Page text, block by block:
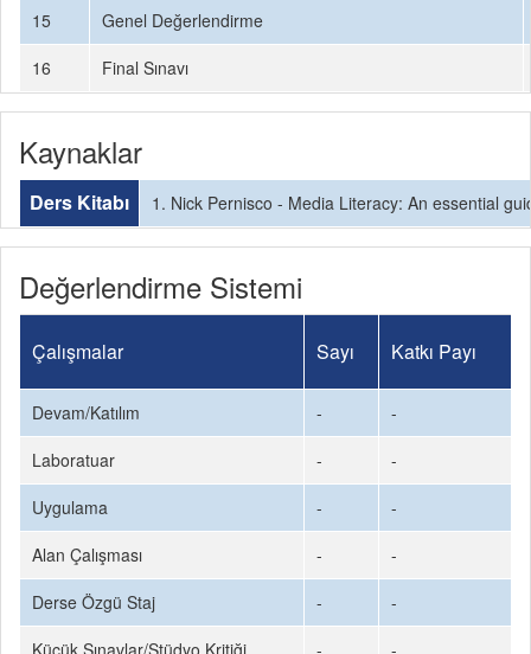
15
Genel Değerlendirme
16
Final Sınavı
Kaynaklar
Ders Kitabı 1. Nick Pernisco - Media Literacy: An essential
Değerlendirme Sistemi
Çalışmalar Sayı Katkı Payı
Devam/Katılım -
-
Laboratuar
-
-
Uygulama
-
-
Alan Çalışması
-
-
Derse Özgü Staj
-
-
Küçük Sınavlar/Stüdyo Kritiği
-
-